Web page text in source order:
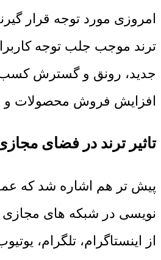
امروزی مورد توجه قرار
ترند موجب جلب توجه
جدید، رونق و گسترش کسب
افزایش فروش محصولات
تاثیر ترند در فضای
پیش تر هم اشاره شد که
نویسی در شبکه های
از اینستاگرام، تلگرام،